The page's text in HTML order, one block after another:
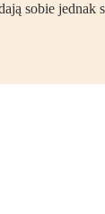
sobie